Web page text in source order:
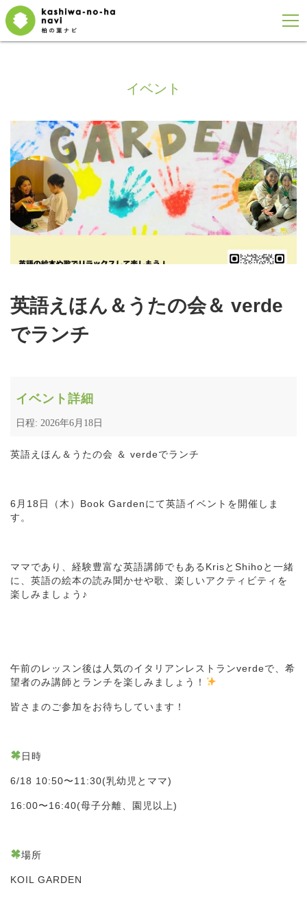
イベント
英語えほん＆うたの会＆ verde
でランチ
イベント詳細
日程: 2026年6月18日
英語えほん＆うたの会 ＆ verdeでランチ
6月18日（木）Book Gardenにて英語イベントを開催しま
す。
ママであり、経験豊富な英語講師でもあるKrisとShihoと一緒
に、英語の絵本の読み聞かせや歌、楽しいアクティビティを
楽しみましょう♪
午前のレッスン後は人気のイタリアンレストランverdeで、希
望者のみ講師とランチを楽しみましょう！
皆さまのご参加をお待ちしています！
日時
6/18 10:50〜11:30(乳幼児とママ)
16:00〜16:40(母子分離、園児以上)
場所
KOIL GARDEN